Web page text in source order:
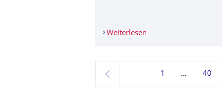
Weiterlesen Prof. Czarske erhält
zurück
1 40